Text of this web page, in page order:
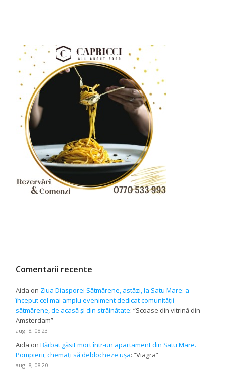
Comentarii recente
Aida on Ziua Diasporei Sătmărene, astăzi, la Satu Mare: a
început cel mai amplu eveniment dedicat comunității
sătmărene, de acasă și din străinătate: “Scoase din vitrină din
Amsterdam”
aug. 8, 08:23
Aida onBărbat găsit mort într-un apartament din Satu Mare.
Pompierii, chemați să deblocheze ușa: “Viagra”
aug. 8, 08:20